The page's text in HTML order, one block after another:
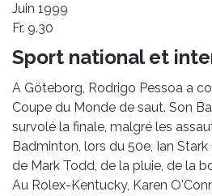
Juin 1999
Fr. 9.30
Sport national et
A Göteborg, Rodrigo Pessoa a
Coupe du Monde de saut. Son
survolé la finale, malgré les
Badminton, lors du 50e, Ian
de Mark Todd, de la pluie, de la
Au Rolex-Kentucky, Karen